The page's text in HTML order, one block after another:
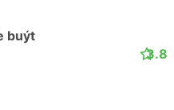
buýt
3.8